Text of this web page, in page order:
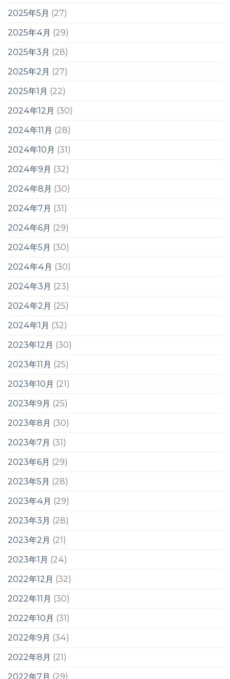
2025年5月 (27)
2025年4月 (29)
2025年3月 (28)
2025年2月 (27)
2025年1月 (22)
2024年12月 (30)
2024年11月 (28)
2024年10月 (31)
2024年9月 (32)
2024年8月 (30)
2024年7月 (31)
2024年6月 (29)
2024年5月 (30)
2024年4月 (30)
2024年3月 (23)
2024年2月 (25)
2024年1月 (32)
2023年12月 (30)
2023年11月 (25)
2023年10月 (21)
2023年9月 (25)
2023年8月 (30)
2023年7月 (31)
2023年6月 (29)
2023年5月 (28)
2023年4月 (29)
2023年3月 (28)
2023年2月 (21)
2023年1月 (24)
2022年12月 (32)
2022年11月 (30)
2022年10月 (31)
2022年9月 (34)
2022年8月 (21)
2022年7月 (29)